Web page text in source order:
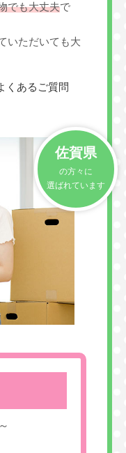
でも大丈夫で
いただいても大
くあるご質問
佐賀県
の方々に
選ばれています